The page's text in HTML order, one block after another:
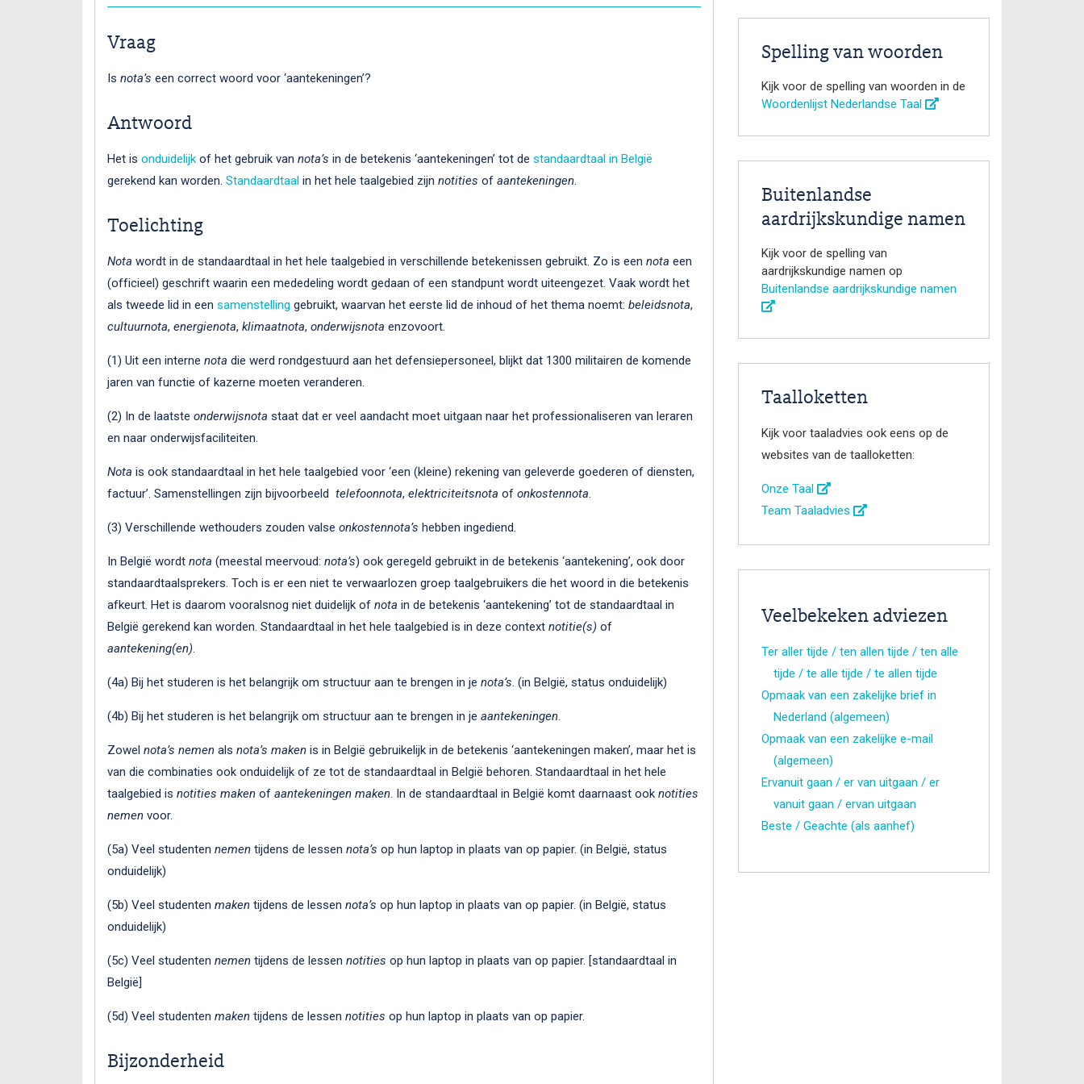
Vraag
Is nota’s een correct woord voor ‘aantekeningen’?
Antwoord
Het is onduidelijk of het gebruik van nota’s in de betekenis ‘aantekeningen’ tot de standaardtaal in België
gerekend kan worden. Standaardtaal in het hele taalgebied zijn notities of aantekeningen.
Toelichting
Nota wordt in de standaardtaal in het hele taalgebied in verschillende betekenissen gebruikt. Zo is een nota een
(officieel) geschrift waarin een mededeling wordt gedaan of een standpunt wordt uiteengezet. Vaak wordt het
als twee­de lid in een samenstelling gebruikt, waarvan het eer­ste lid de in­houd of het the­ma noemt: be­leids­no­ta,
cultuurnota, ener­gie­no­ta, klimaatnota, on­der­wijs­no­ta enzovoort.
(1) Uit een interne nota die werd rondgestuurd aan het defensiepersoneel, blijkt dat 1300 militairen de komende
jaren van functie of kazerne moeten veranderen.
(2) In de laatste onderwijsnota staat dat er veel aandacht moet uitgaan naar het professionaliseren van leraren
en naar onderwijsfaciliteiten.
Nota is ook standaardtaal in het hele taalgebied voor ‘een (kleine) rekening van geleverde goederen of diensten,
factuur’. Samenstellingen zijn bijvoorbeeld telefoonnota, elektriciteitsnota of onkostennota.
(3) Verschillende wethouders zouden valse onkostennota’s hebben ingediend.
In België wordt nota (meestal meervoud: nota’s) ook geregeld gebruikt in de betekenis ‘aantekening’, ook door
standaardtaalsprekers. Toch is er een niet te verwaarlozen groep taalgebruikers die het woord in die betekenis
afkeurt. Het is daarom vooralsnog niet duidelijk of nota in de betekenis ‘aantekening’ tot de standaardtaal in
België gerekend kan worden. Standaardtaal in het hele taalgebied is in deze context notitie(s) of
aantekening(en).
(4a) Bij het studeren is het belangrijk om structuur aan te brengen in je nota’s. (in België, status onduidelijk)
(4b) Bij het studeren is het belangrijk om structuur aan te brengen in je aantekeningen.
Zowel nota’s nemen als nota’s maken is in België gebruikelijk in de betekenis ‘aantekeningen maken’, maar het is
van die combinaties ook onduidelijk of ze tot de standaardtaal in België behoren. Standaardtaal in het hele
taalgebied is notities maken of aantekeningen maken. In de standaardtaal in België komt daarnaast ook notities
nemen voor.
(5a) Veel studenten nemen tijdens de lessen nota’s op hun laptop in plaats van op papier. (in België, status
onduidelijk)
(5b) Veel studenten maken tijdens de lessen nota’s op hun laptop in plaats van op papier. (in België, status
onduidelijk)
(5c) Veel studenten nemen tijdens de lessen notities op hun laptop in plaats van op papier. [standaardtaal in
België]
(5d) Veel studenten maken tijdens de lessen notities op hun laptop in plaats van op papier.
Bijzonderheid
Spelling van woorden
Kijk voor de spelling van woorden in de
Woordenlijst Nederlandse Taal
Buitenlandse
aardrijkskundige namen
Kijk voor de spelling van
aardrijkskundige namen op
Buitenlandse aardrijkskundige namen
Taalloketten
Kijk voor taaladvies ook eens op de
websites van de taalloketten:
Onze Taal
Team Taaladvies
Veelbekeken adviezen
Ter aller tijde / ten allen tijde / ten alle
tijde / te alle tijde / te allen tijde
Opmaak van een zakelijke brief in
Nederland (algemeen)
Opmaak van een zakelijke e-mail
(algemeen)
Ervanuit gaan / er van uitgaan / er
vanuit gaan / ervan uitgaan
Beste / Geachte (als aanhef)